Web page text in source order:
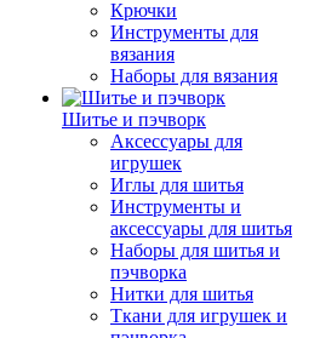
Крючки
Инструменты для
вязания
Наборы для вязания
Шитье и пэчворк
Аксессуары для
игрушек
Иглы для шитья
Инструменты и
аксессуары для шитья
Наборы для шитья и
пэчворка
Нитки для шитья
Ткани для игрушек и